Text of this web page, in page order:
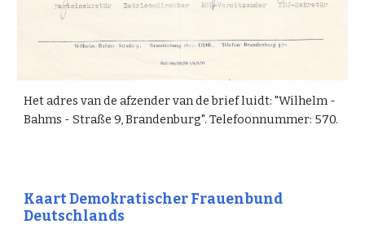
Het adres van de afzender van de brief luidt: "Wilhelm -
Bahms - Straße 9, Brandenburg". Telefoonnummer: 570.
Kaart Demokratischer Frauenbund
Deutschlands